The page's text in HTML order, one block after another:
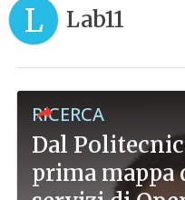
L Lab11
RICERCA
Dal
prima mappa